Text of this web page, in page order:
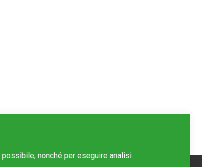
nonché per eseguire analisi